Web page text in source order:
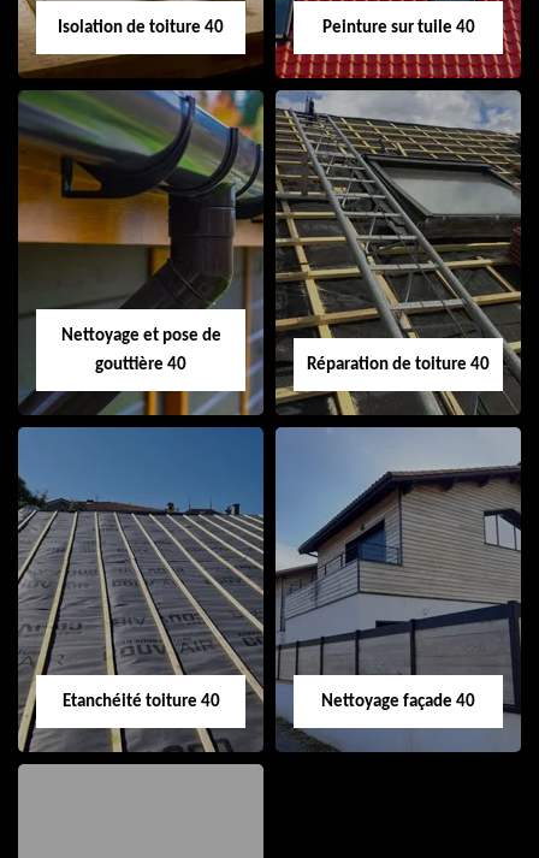
Isolation de toiture 40
Isolation de toiture
40
Peinture sur tuile 40
Peinture sur tuile
40
Nettoyage et pose de
gouttière 40
Nettoyage et pose
de gouttière 40
Réparation de toiture 40
Réparation de
toiture 40
Etanchéité toiture 40 Nettoyage façade 40